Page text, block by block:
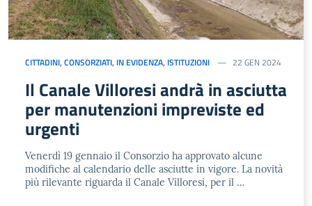
CITTADINI, CONSORZIATI, IN EVIDENZA, ISTITUZIONI 22 GEN 2024
Il Canale Villoresi andrà in asciutta
per manutenzioni impreviste ed
urgenti
Venerdì 19 gennaio il Consorzio ha approvato alcune
modifiche al calendario delle asciutte in vigore. La novità
più rilevante riguarda il Canale Villoresi, per il …